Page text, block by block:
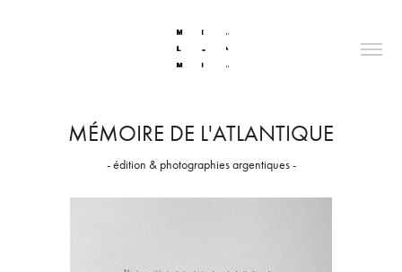
MÉMOIRE DE L'ATLANTIQUE
- édition & photographies argentiques -